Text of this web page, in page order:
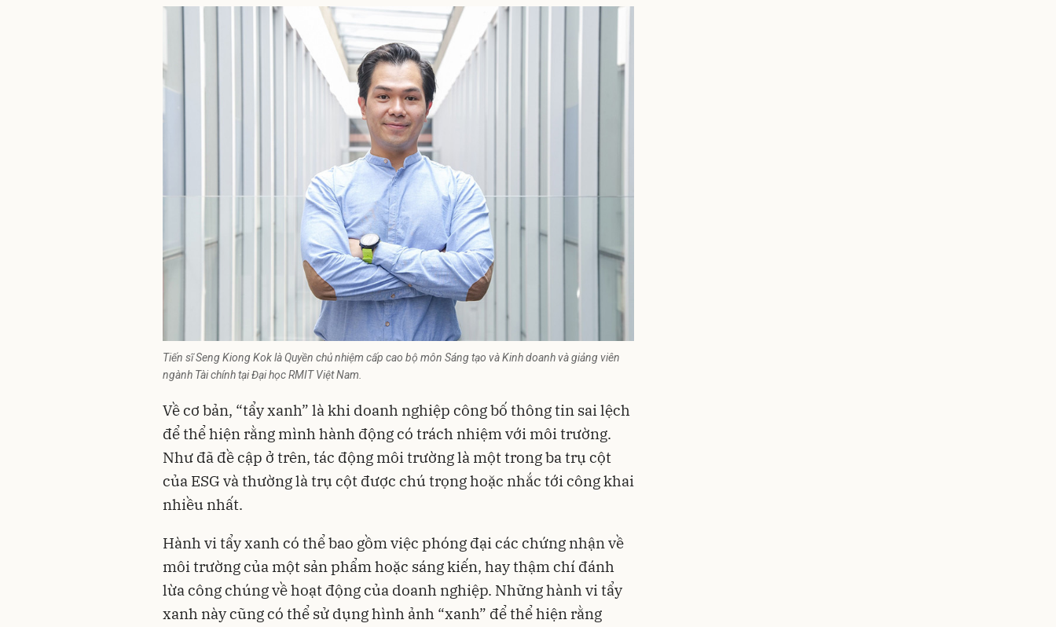
Tiến sĩ Seng Kiong Kok là Quyền chủ nhiệm cấp cao bộ môn Sáng tạo và Kinh doanh và giảng viên
ngành Tài chính tại Đại học RMIT Việt Nam.
Về cơ bản, “tẩy xanh” là khi doanh nghiệp công bố thông tin sai lệch
để thể hiện rằng mình hành động có trách nhiệm với môi trường.
Như đã đề cập ở trên, tác động môi trường là một trong ba trụ cột
của ESG và thường là trụ cột được chú trọng hoặc nhắc tới công khai
nhiều nhất.
Hành vi tẩy xanh có thể bao gồm việc phóng đại các chứng nhận về
môi trường của một sản phẩm hoặc sáng kiến, hay thậm chí đánh
lừa công chúng về hoạt động của doanh nghiệp. Những hành vi tẩy
xanh này cũng có thể sử dụng hình ảnh “xanh” để thể hiện rằng